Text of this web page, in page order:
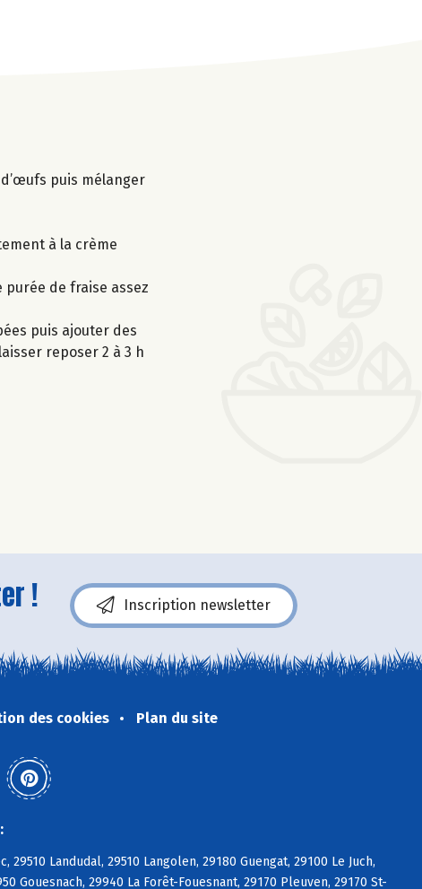
puis mélanger
à la crème
de fraise assez
puis ajouter des
reposer 2 à 3 h
! Inscription newsletter
des cookies Plan du site
Landudal, 29510 Langolen, 29180 Guengat, 29100 Le Juch,
Gouesnach, 29940 La Forêt-Fouesnant, 29170 Pleuven, 29170 St-